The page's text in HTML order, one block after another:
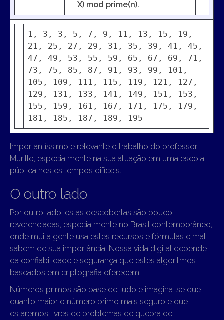
X) mod prime(n).
1, 3, 3, 5, 7, 9, 11, 13, 15, 19,
21, 25, 27, 29, 31, 35, 39, 41, 45,
47, 49, 53, 55, 59, 65, 67, 69, 71,
73, 75, 85, 87, 91, 93, 99, 101,
105, 109, 111, 115, 119, 121, 127,
129, 131, 133, 141, 149, 151, 153,
155, 159, 161, 167, 171, 175, 179,
181, 185, 187, 189, 195
Importantíssimo e relevante o trabalho do professor
Murillo, especialmente na sua atuação em uma escola
pública nestes tempos difíceis.
O outro lado
Por outro lado, estas descobertas são pouco
reverenciadas, especialmente no Brasil contemporâneo,
onde muita gente usa estes recursos e fórmulas e mal
sabem de sua importância. Nossa vida digital depende
da confiabilidade e segurança que estes algoritmos
baseados em criptografia oferecem.
Números primos são base de tudo e imagina-se que
quanto maior o número primo mais seguro e que
estaremos livres de problemas de quebra de